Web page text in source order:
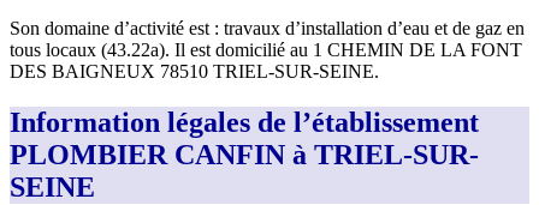
Son domaine d’activité est : travaux d’installation d’eau et de gaz en
tous locaux (43.22a). Il est domicilié au 1 CHEMIN DE LA FONT
DES BAIGNEUX 78510 TRIEL-SUR-SEINE.
Information légales de l’établissement
PLOMBIER CANFIN à TRIEL-SUR-
SEINE